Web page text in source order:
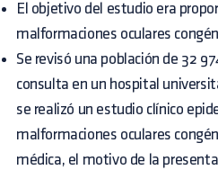
El objetivo del estudio era
malformaciones oculares
Se revisó una población de 32
consulta en un hospital
se realizó un estudio clínico
malformaciones oculares
médica, el motivo de la